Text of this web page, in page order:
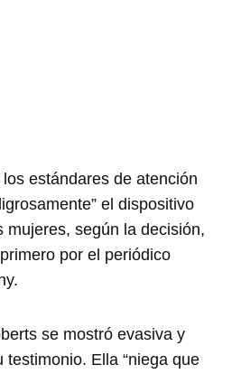
estándares de atención
el dispositivo
mujeres, según la decisión,
por el periódico
se mostró evasiva y
testimonio. Ella “niega que